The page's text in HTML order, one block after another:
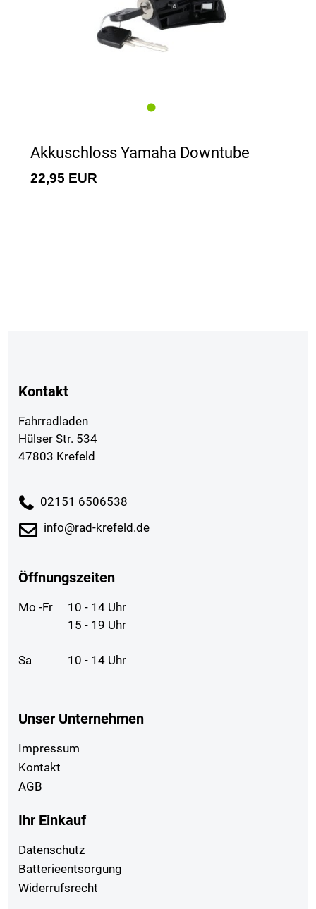
Akkuschloss Yamaha Downtube
22,95 EUR
Kontakt
Fahrradladen
Hülser Str. 534
47803 Krefeld
02151 6506538
info@rad-krefeld.de
Öffnungszeiten
Mo -Fr
10 - 14 Uhr
15 - 19 Uhr
Sa 10 - 14 Uhr
Unser Unternehmen
Impressum
Kontakt
AGB
Ihr Einkauf
Datenschutz
Batterieentsorgung
Widerrufsrecht